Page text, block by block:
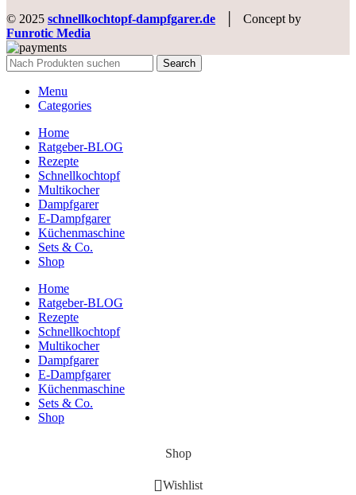
© 2025 schnellkochtopf-dampfgarer.de │ Concept by
Funrotic Media
Search
Menu
Categories
Home
Ratgeber-BLOG
Rezepte
Schnellkochtopf
Multikocher
Dampfgarer
E-Dampfgarer
Küchenmaschine
Sets & Co.
Shop
Home
Ratgeber-BLOG
Rezepte
Schnellkochtopf
Multikocher
Dampfgarer
E-Dampfgarer
Küchenmaschine
Sets & Co.
Shop
Shop
Wishlist